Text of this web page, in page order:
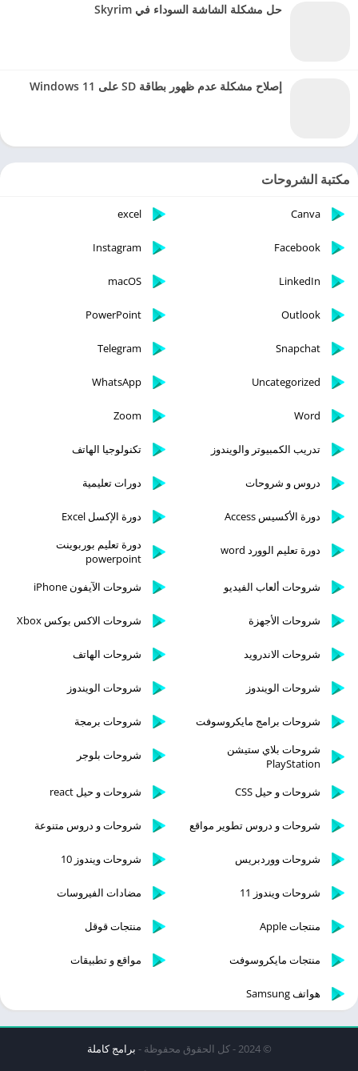
حل مشكلة الشاشة السوداء في Skyrim
إصلاح مشكلة عدم ظهور بطاقة SD على Windows 11
مكتبة الشروحات
Canva
excel
Facebook
Instagram
LinkedIn
macOS
Outlook
PowerPoint
Snapchat
Telegram
Uncategorized
WhatsApp
Word
Zoom
تدريب الكمبيوتر والويندوز تكنولوجيا الهاتف
دروس و شروحات دورات تعليمية
دورة الأكسيس Access دورة الإكسل Excel
دورة تعليم الوورد word
دورة تعليم بوربوينت
powerpoint
شروحات ألعاب الفيديو
شروحات الآيفون iPhone
شروحات الأجهزة شروحات الاكس بوكس Xbox
شروحات الاندرويد شروحات الهاتف
شروحات الويندوز شروحات الويندوز
شروحات برامج مايكروسوفت
شروحات برمجة
شروحات بلاي ستيشن
PlayStation
شروحات بلوجر
شروحات و حيل CSS شروحات و حيل react
شروحات و دروس تطوير مواقع شروحات و دروس متنوعة
شروحات ووردبريس شروحات ويندوز 10
شروحات ويندوز 11 مضادات الفيروسات
منتجات Apple منتجات قوقل
منتجات مايكروسوفت مواقع و تطبيقات
هواتف Samsung
© 2024 - كل الحقوق محفوظة - برامج كاملة